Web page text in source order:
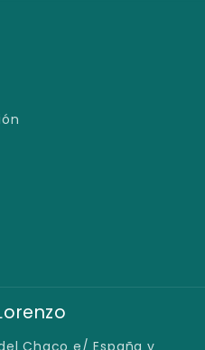
Chaco e/ España y